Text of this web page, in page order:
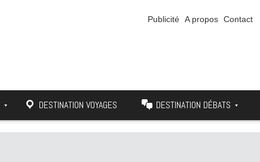
Publicité A propos Contact
DESTINATION VOYAGES DESTINATION DÉBATS